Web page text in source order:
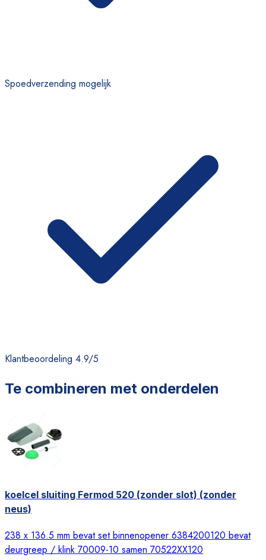
Spoedverzending mogelijk
Klantbeoordeling 4.9/5
Te combineren met onderdelen
koelcel sluiting Fermod 520 (zonder slot) (zonder
neus)
238 x 136.5 mm bevat set binnenopener 6384200120 bevat
deurgreep / klink 70009-10 samen 70522XX120